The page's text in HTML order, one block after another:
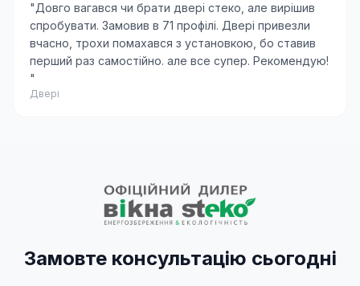
"Довго вагався чи брати двері стеко, але вирішив
спробувати. Замовив в 71 профілі. Двері привезли
вчасно, трохи помахався з установкою, бо ставив
перший раз самостійно. але все супер. Рекомендую!
"
Двері
Замовте консультацію сьогодні